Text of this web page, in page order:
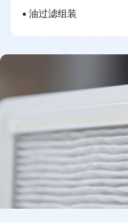
油过滤组装